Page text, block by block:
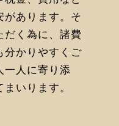
があります。そ
だく為に、諸費
分かりやすくご
一人に寄り添
いります。